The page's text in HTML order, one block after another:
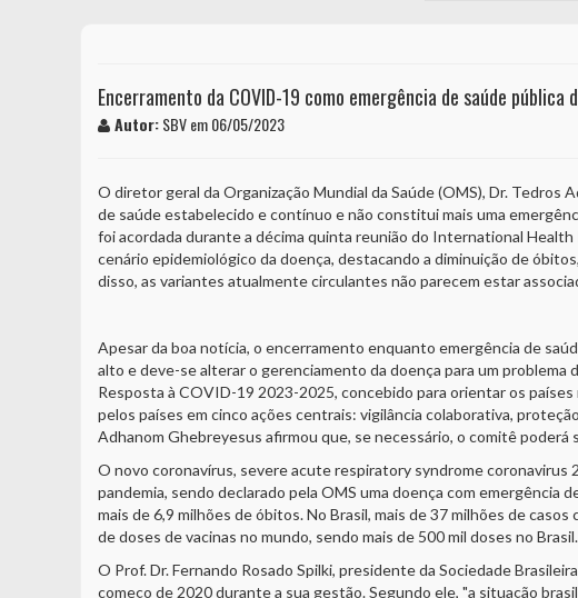
Encerramento da COVID-19 como emergência de saúde
Autor:SBV em 06/05/2023
O diretor geral da Organização Mundial da Saúde (OMS), Dr.
de saúde estabelecido e contínuo e não constitui mais uma
foi acordada durante a décima quinta reunião do International
cenário epidemiológico da doença, destacando a diminuição de
disso, as variantes atualmente circulantes não parecem estar
Apesar da boa notícia, o encerramento enquanto emergência de
alto e deve-se alterar o gerenciamento da doença para um
Resposta à COVID-19 2023-2025, concebido para orientar os
pelos países em cinco ações centrais: vigilância colaborativa,
Adhanom Ghebreyesus afirmou que, se necessário, o comitê
O novo coronavírus, severe acute respiratory syndrome coronavirus
pandemia, sendo declarado pela OMS uma doença com
mais de 6,9 milhões de óbitos. No Brasil, mais de 37 milhões de
de doses de vacinas no mundo, sendo mais de 500 mil doses no Brasil.
O Prof. Dr. Fernando Rosado Spilki, presidente da Sociedade
começo de 2020 durante a sua gestão. Segundo ele, "a situação